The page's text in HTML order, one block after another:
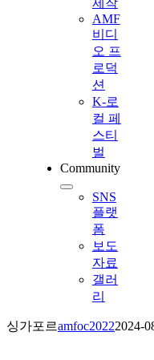
제작
AMF
비디
오 프
로덕
션
K-로
컬 페
스티
벌
Community
SNS
플랫
폼
보도
자료
갤러
리
싱가포르amfoc20222024-